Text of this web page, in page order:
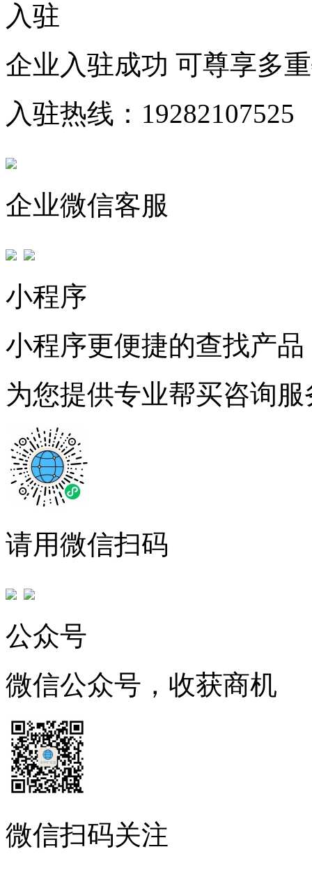
入驻
企业入驻成功 可尊享多
入驻热线：19282107525
企业微信客服
小程序
小程序更便捷的查找产品
为您提供专业帮买咨询服
请用微信扫码
公众号
微信公众号，收获商机
微信扫码关注